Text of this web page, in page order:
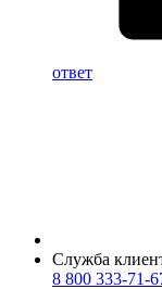
ответ
Служба
8 800 333-71-